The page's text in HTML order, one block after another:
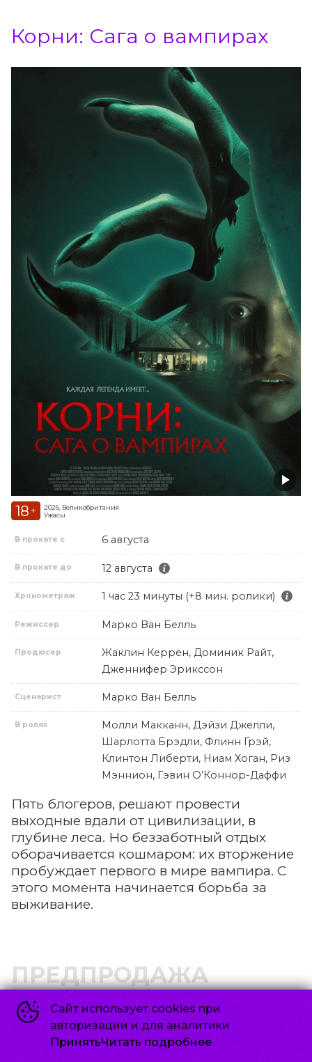
Корни: Сага о вампирах
18 +
2026, Великобритания
Ужасы
В прокате с 6 августа
В прокате до 12 августа
Хронометраж 1 час 23 минуты (+8 мин. ролики)
Режиссер Марко Ван Белль
Продюсер
Жаклин Керрен, Доминик Райт,
Дженнифер Эрикссон
Сценарист Марко Ван Белль
В ролях
Молли Макканн, Дэйзи Джелли,
Шарлотта Брэдли, Флинн Грэй,
Клинтон Либерти, Ниам Хоган, Риз
Мэннион, Гэвин О’Коннор-Даффи
Пять блогеров, решают провести
выходные вдали от цивилизации, в
глубине леса. Но беззаботный отдых
оборачивается кошмаром: их вторжение
пробуждает первого в мире вампира. С
этого момента начинается борьба за
выживание.
ПРЕДПРОДАЖА
Чебурашка 2 (Акция Ночь
Кино 2026)
Сайт использует cookies при
авторизации и для аналитики
ПринятьЧитать подробнее